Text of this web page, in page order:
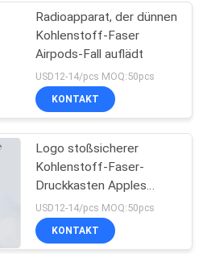
hölzerner
Radioapparat, der dünnen
Kohlenstoff-Faser
Airpods-Fall auflädt
USD12-14/pcs MOQ:50pcs
KONTAKT
Logo stoßsicherer
Kohlenstoff-Faser-
Druckkasten Apples
Airpods wirklicher
USD12-14/pcs MOQ:50pcs
KONTAKT